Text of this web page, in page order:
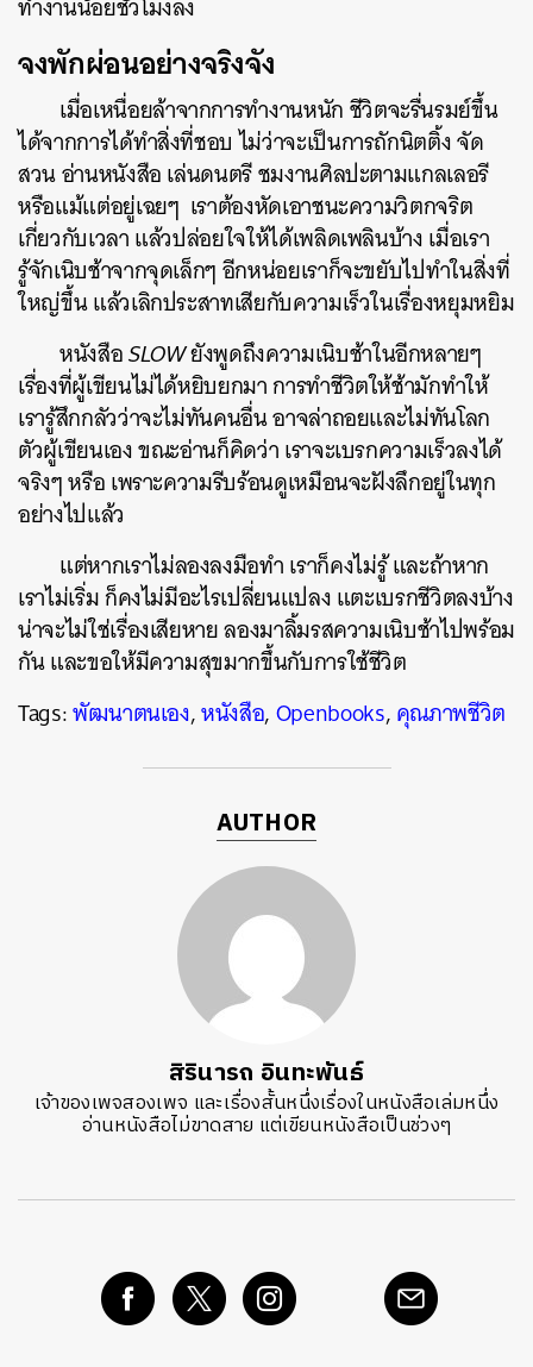
จงพักผ่อนอย่างจริงจัง
เมื่อเหนื่อยล้าจากการทำงานหนัก ชีวิตจะรื่นรมย์ขึ้น
ได้จากการได้ทำสิ่งที่ชอบ ไม่ว่าจะเป็นการถักนิตติ้ง จัด
สวน อ่านหนังสือ เล่นดนตรี ชมงานศิลปะตามแกลเลอรี
หรือแม้แต่อยู่เฉยๆ เราต้องหัดเอาชนะความวิตกจริต
เกี่ยวกับเวลา แล้วปล่อยใจให้ได้เพลิดเพลินบ้าง เมื่อเรา
รู้จักเนิบช้าจากจุดเล็กๆ อีกหน่อยเราก็จะขยับไปทำในสิ่งที่
ใหญ่ขึ้น แล้วเลิกประสาทเสียกับความเร็วในเรื่องหยุมหยิม
หนังสือSLOWยังพูดถึงความเนิบช้าในอีกหลายๆ
เรื่องที่ผู้เขียนไม่ได้หยิบยกมา การทำชีวิตให้ช้ามักทำให้
เรารู้สึกกลัวว่าจะไม่ทันคนอื่น อาจล่าถอยและไม่ทันโลก
ตัวผู้เขียนเอง ขณะอ่านก็คิดว่า เราจะเบรกความเร็วลงได้
จริงๆ หรือ เพราะความรีบร้อนดูเหมือนจะฝังลึกอยู่ในทุก
อย่างไปแล้ว
แต่หากเราไม่ลองลงมือทำ เราก็คงไม่รู้ และถ้าหาก
เราไม่เริ่ม ก็คงไม่มีอะไรเปลี่ยนแปลง แตะเบรกชีวิตลงบ้าง
น่าจะไม่ใช่เรื่องเสียหาย ลองมาลิ้มรสความเนิบช้าไปพร้อม
กัน และขอให้มีความสุขมากขึ้นกับการใช้ชีวิต
Tags:พัฒนาตนเอง,หนังสือ,Openbooks,คุณภาพชีวิต
AUTHOR
สิรินารถ อินทะพันธ์
เจ้าของเพจสองเพจ และเรื่องสั้นหนึ่งเรื่องในหนังสือเล่มหนึ่ง
อ่านหนังสือไม่ขาดสาย แต่เขียนหนังสือเป็นช่วงๆ